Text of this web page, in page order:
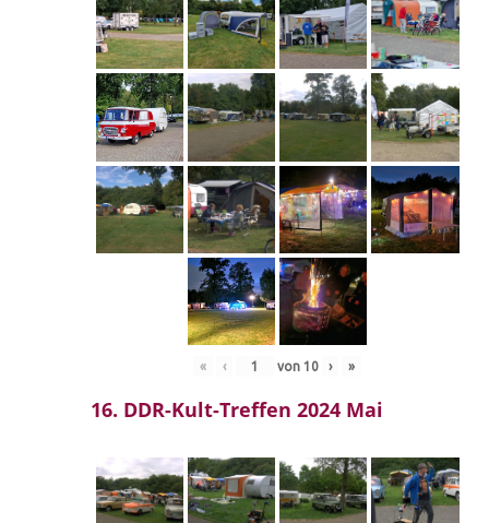
« ‹ von 10 › »
16. DDR-Kult-Treffen 2024 Mai